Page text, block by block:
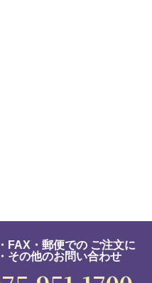
FAX・郵便での ご注文に
その他のお問い合わせ